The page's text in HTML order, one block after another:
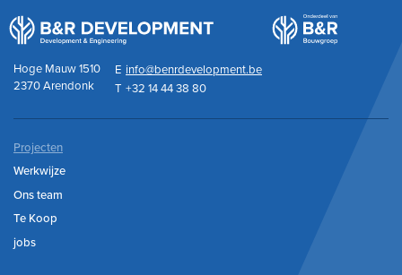
Hoge Mauw 1510
2370 Arendonk
E info@benrdevelopment.be
T +32 14 44 38 80
Projecten
Werkwijze
Ons team
Te Koop
jobs